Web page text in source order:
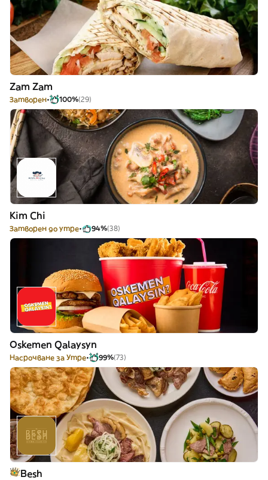
Zam Zam
Затворен 100%(29)
Kim Chi
Затворен до утре 94%(38)
Oskemen Qalaysyn
Насрочване за Утре 99%(73)
Besh